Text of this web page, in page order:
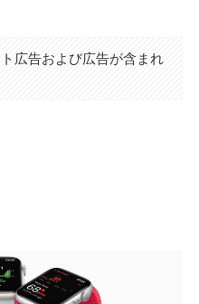
広告および広告が含まれ